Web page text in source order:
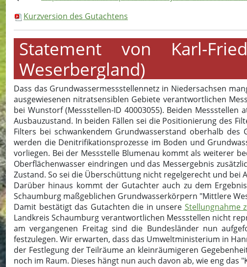
Kurzversion des Gutachtens
Statement von Karl-
Weserbergland)
Dass das Grundwassermessstellennetz in Niedersachsen
ausgewiesenen nitratsensiblen Gebiete verantwortlichen
bei Wunstorf (Messstellen-ID 40003055). Beiden
Ausbauzustand. In beiden Fällen sei die Positionierung des
Filters bei schwankendem Grundwasserstand oberhalb
werden die Denitrifikationsprozesse im Boden und
vorliegen. Bei der Messstelle Blumenau kommt als weiterer
Oberflächenwasser eindringen und das Messergebnis
Zustand. So sei die Überschüttung nicht regelgerecht und bei
Darüber hinaus kommt der Gutachter auch zu dem
Schaumburg maßgeblichen Grundwasserkörpern "Mittlere
Damit bestätigt das Gutachten die in unsere Stellungnahme
Landkreis Schaumburg verantwortlichen Messstellen nicht
am vergangenen Freitag sind die Bundesländer nun
festzulegen. Wir erwarten, dass das Umweltministerium in
der Festlegung der Teilräume an kleinräumigeren
noch im Raum. Dieses hängt nun auch davon ab, wie eng